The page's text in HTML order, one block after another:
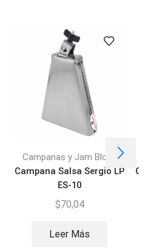
Campanas y Jam Block
Campana Salsa Sergio LP
ES-10
$70,04
Leer Más